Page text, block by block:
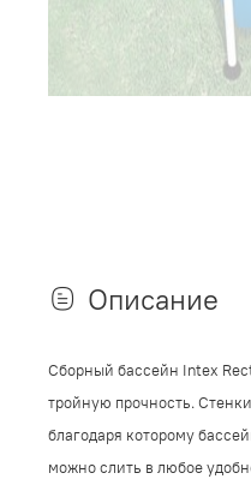
Описание
Сборный бассейн Intex
тройную прочность.
благодаря которому
можно слить в любое